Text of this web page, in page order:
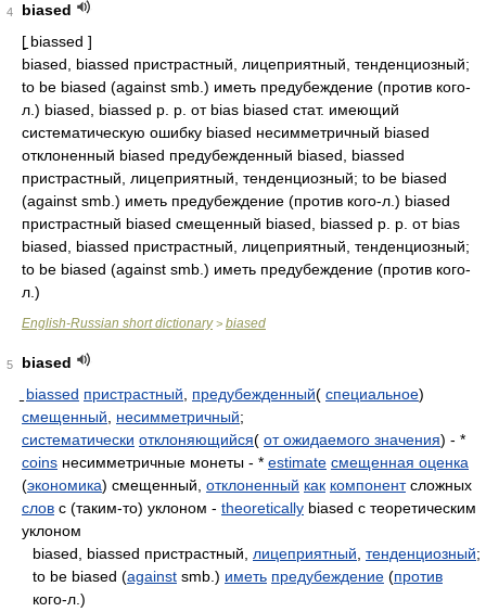
4
biased
[̠ biassed ]
biased, biassed пристрастный, лицеприятный, тенденциозный;
to be biased (against smb.) иметь предубеждение (против кого-
л.) biased, biassed p. p. от bias biased стат. имеющий
систематическую ошибку biased несимметричный biased
отклоненный biased предубежденный biased, biassed
пристрастный, лицеприятный, тенденциозный; to be biased
(against smb.) иметь предубеждение (против кого-л.) biased
пристрастный biased смещенный biased, biassed p. p. от bias
biased, biassed пристрастный, лицеприятный, тенденциозный;
to be biased (against smb.) иметь предубеждение (против кого-
л.)
English-Russian short dictionary> biased
5
biased
biassed пристрастный предубежденный( специальное)
смещенный
несимметричный;
систематически отклоняющийся( от ожидаемого значения) - *
coins несимметричные монеты - * estimate смещенная оценка
(экономика) смещенный, отклоненный как компонентсложных
слов с (таким-то) уклоном - theoretically biased с теоретическим
уклоном
biased, biassed пристрастный, лицеприятный тенденциозный;
to be biased (against smb.) иметь предубеждение (против
кого-л.)